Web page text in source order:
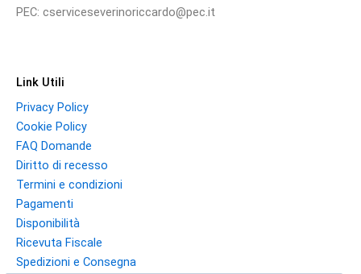
PEC: cserviceseverinoriccardo@pec.it
Link Utili
Privacy Policy
Cookie Policy
FAQ Domande
Diritto di recesso
Termini e condizioni
Pagamenti
Disponibilità
Ricevuta Fiscale
Spedizioni e Consegna